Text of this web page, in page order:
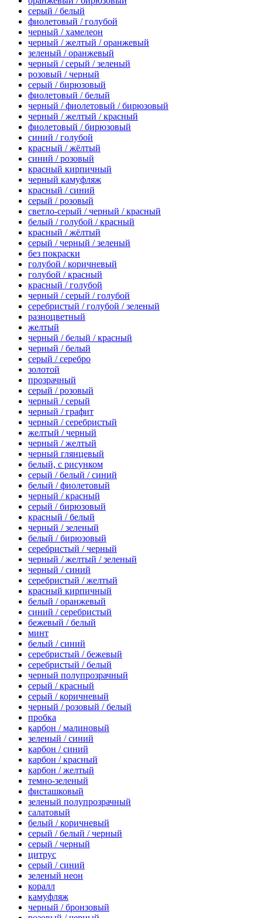
серый / белый
фиолетовый / голубой
черный / хамелеон
черный / желтый / оранжевый
зеленый / оранжевый
черный / серый / зеленый
розовый / черный
серый / бирюзовый
фиолетовый / белый
черный / фиолетовый / бирюзовый
черный / желтый / красный
фиолетовый / бирюзовый
синий / голубой
красный / жёлтый
синий / розовый
красный кирпичный
черный камуфляж
красный / синий
серый / розовый
светло-серый / черный / красный
белый / голубой / красный
красный / жёлтый
серый / черный / зеленый
без покраски
голубой / коричневый
голубой / красный
красный / голубой
черный / серый / голубой
серебристый / голубой / зеленый
разноцветный
желтый
черный / белый / красный
черный / белый
серый / серебро
золотой
прозрачный
серый / розовый
черный / серый
черный / графит
черный / серебристый
желтый / черный
черный / желтый
черный глянцевый
белый, с рисунком
серый / белый / синий
белый / фиолетовый
черный / красный
серый / бирюзовый
красный / белый
черный / зеленый
белый / бирюзовый
серебристый / черный
черный / желтый / зеленый
черный / синий
серебристый / желтый
красный кирпичный
белый / оранжевый
синий / серебристый
бежевый / белый
минт
белый / синий
серебристый / бежевый
серебристый / белый
черный полупрозрачный
серый / красный
серый / коричневый
черный / розовый / белый
пробка
карбон / малиновый
зеленый / синий
карбон / синий
карбон / красный
карбон / желтый
темно-зеленый
фисташковый
зеленый полупрозрачный
салатовый
белый / коричневый
серый / белый / черный
серый / черный
цитрус
серый / синий
зеленый неон
коралл
камуфляж
черный / бронзовый